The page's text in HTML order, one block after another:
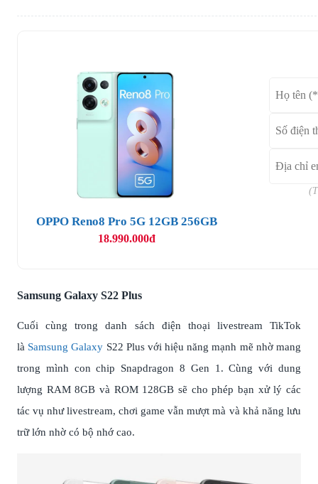
OPPO Reno8 Pro 5G 12GB 256GB
18.990.000đ
Samsung Galaxy S22 Plus
Cuối cùng trong danh sách điện thoại livestream TikTok
là Samsung Galaxy S22 Plus với hiệu năng mạnh mẽ nhờ mang
trong mình con chip Snapdragon 8 Gen 1. Cùng với dung
lượng RAM 8GB và ROM 128GB sẽ cho phép bạn xử lý các
tác vụ như livestream, chơi game vẫn mượt mà và khả năng lưu
trữ lớn nhờ có bộ nhớ cao.